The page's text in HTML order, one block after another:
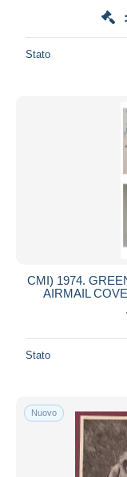
Stato
CMI) 1974.
AIRMAIL
Stato
Nuovo